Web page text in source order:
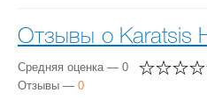
Отзывы о Karatsis
Средняя оценка — 0
Отзывы — 0